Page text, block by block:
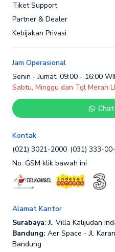
Tiket Support
Partner & Dealer
Kebijakan Privasi
Jam Operasional
Senin - Jumat, 09:00 - 16:00
Sabtu, Minggu dan Tgl Merah
Kontak
(021) 3021-2000 (031) 333-
No. GSM klik bawah ini
Alamat Kantor
Surabaya: Jl. Villa Kalijudan
Bandung: Aer Space - Jl.
Bandung